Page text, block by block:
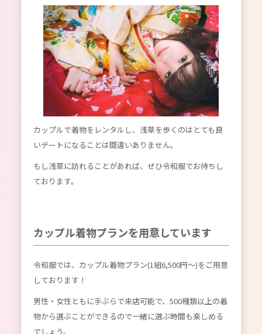
カップルで着物をレンタルし、浅草を歩くのはとても良
いデートになることは間違いありません。
もし浅草に訪れることがあれば、ぜひ令和服でお待ちし
ております。
カップル着物プランを用意しています
令和服では、カップル着物プラン(1組6,500円〜)をご用意
しております！
男性・女性ともに手ぶらで来店可能で、500種類以上の着
物から選ぶことができるので一緒に選ぶ時間も楽しめる
でしょう。